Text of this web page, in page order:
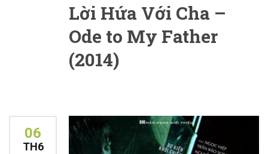
Lời Hứa Với Cha –
Ode to My Father
(2014)
06
TH6